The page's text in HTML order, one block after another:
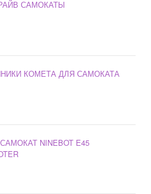
САМОКАТЫ
КОМЕТА ДЛЯ САМОКАТА
NINEBOT E45